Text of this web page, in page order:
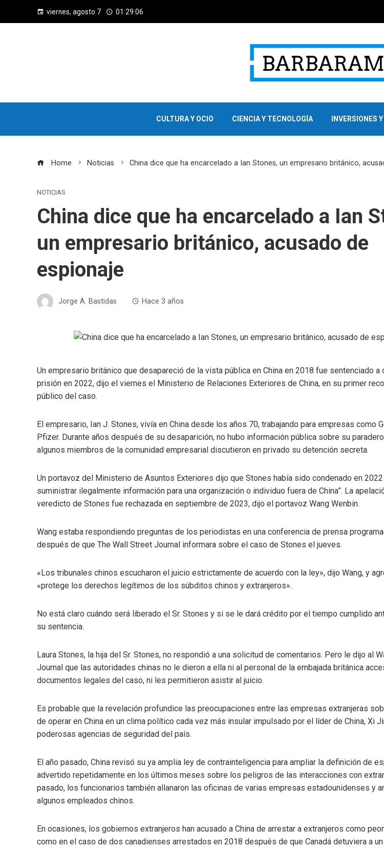
viernes, agosto 7 01:29:07
CULTURA Y OCIO CIENCIA Y TECNOLOGÍA INVERSIONES
Home Noticias China dice que ha encarcelado a Ian Stones, un empresario británico,
NOTICIAS
China dice que ha encarcelado a Ian
un empresario británico, acusado de
espionaje
Jorge A. Bastidas Hace 3 años
Un empresario británico que desapareció de la vista pública en China en 2018 fue sentenciado a
prisión en 2022, dijo el viernes el Ministerio de Relaciones Exteriores de China, en su primer
público del caso.
El empresario, Ian J. Stones, vivía en China desde los años 70, trabajando para empresas como
Pfizer. Durante años después de su desaparición, no hubo información pública sobre su
algunos miembros de la comunidad empresarial discutieron en privado su detención secreta.
Un portavoz del Ministerio de Asuntos Exteriores dijo que Stones había sido condenado en 2022
suministrar ilegalmente información para una organización o individuo fuera de China”. La
veredicto de Stones fue rechazada en septiembre de 2023, dijo el portavoz Wang Wenbin.
Wang estaba respondiendo preguntas de los periodistas en una conferencia de prensa
después de que The Wall Street Journal informara sobre el caso de Stones el jueves.
«Los tribunales chinos escucharon el juicio estrictamente de acuerdo con la ley», dijo Wang, y
«protege los derechos legítimos de los súbditos chinos y extranjeros».
No está claro cuándo será liberado el Sr. Stones y si se le dará crédito por el tiempo cumplido
su sentencia.
Laura Stones, la hija del Sr. Stones, no respondió a una solicitud de comentarios. Pero le dijo al
Journal que las autoridades chinas no le dieron a ella ni al personal de la embajada británica
documentos legales del caso, ni les permitieron asistir al juicio.
Es probable que la revelación profundice las preocupaciones entre las empresas extranjeras
de operar en China en un clima político cada vez más insular impulsado por el líder de China, Xi
poderosas agencias de seguridad del país.
El año pasado, China revisó su ya amplia ley de contrainteligencia para ampliar la definición de
advertido repetidamente en los últimos meses sobre los peligros de las interacciones con
pasado, los funcionarios también allanaron las oficinas de varias empresas estadounidenses y
algunos empleados chinos.
En ocasiones, los gobiernos extranjeros han acusado a China de arrestar a extranjeros como
como en el caso de dos canadienses arrestados en 2018 después de que Canadá detuviera a